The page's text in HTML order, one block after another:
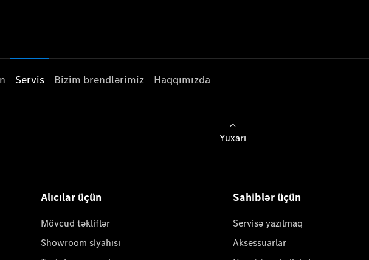
Servis Bizim brendlərimiz Haqqımızda
Yuxarı
Alıcılar üçün
Mövcud təkliflər
Showroom siyahısı
Sahiblər üçün
Servisə yazılmaq
Aksessuarlar